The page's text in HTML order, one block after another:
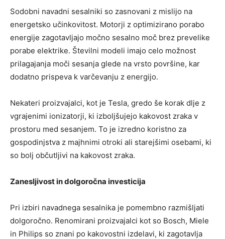
Sodobni navadni sesalniki so zasnovani z mislijo na
energetsko učinkovitost. Motorji z optimizirano porabo
energije zagotavljajo močno sesalno moč brez prevelike
porabe elektrike. Številni modeli imajo celo možnost
prilagajanja moči sesanja glede na vrsto površine, kar
dodatno prispeva k varčevanju z energijo.
Nekateri proizvajalci, kot je Tesla, gredo še korak dlje z
vgrajenimi ionizatorji, ki izboljšujejo kakovost zraka v
prostoru med sesanjem. To je izredno koristno za
gospodinjstva z majhnimi otroki ali starejšimi osebami, ki
so bolj občutljivi na kakovost zraka.
Zanesljivost in dolgoročna investicija
Pri izbiri navadnega sesalnika je pomembno razmišljati
dolgoročno. Renomirani proizvajalci kot so Bosch, Miele
in Philips so znani po kakovostni izdelavi, ki zagotavlja